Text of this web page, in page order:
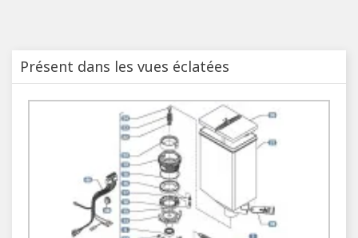
Présent dans les vues éclatées